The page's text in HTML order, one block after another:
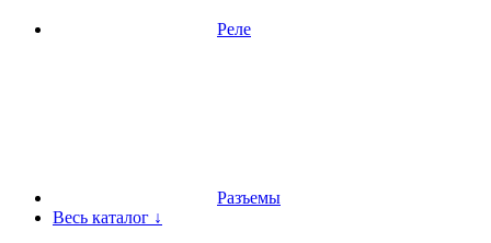
Реле
Разъемы
Весь каталог ↓